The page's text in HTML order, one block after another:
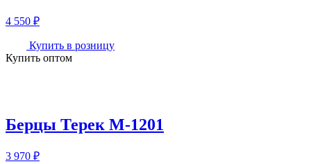
4 550 ₽
Купить в розницу
Купить оптом
Берцы Терек М-1201
3 970 ₽